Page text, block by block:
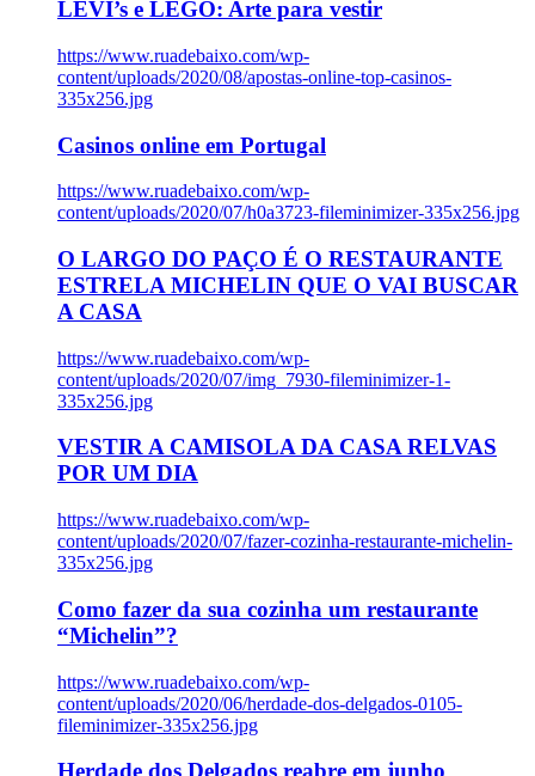
LEVI’s e LEGO: Arte para vestir
https://www.ruadebaixo.com/wp-
content/uploads/2020/08/apostas-online-top-casinos-
335x256.jpg
Casinos online em Portugal
https://www.ruadebaixo.com/wp-
content/uploads/2020/07/h0a3723-fileminimizer-335x256.jpg
O LARGO DO PAÇO É O RESTAURANTE
ESTRELA MICHELIN QUE O VAI BUSCAR
A CASA
https://www.ruadebaixo.com/wp-
content/uploads/2020/07/img_7930-fileminimizer-1-
335x256.jpg
VESTIR A CAMISOLA DA CASA RELVAS
POR UM DIA
https://www.ruadebaixo.com/wp-
content/uploads/2020/07/fazer-cozinha-restaurante-michelin-
335x256.jpg
Como fazer da sua cozinha um restaurante
“Michelin”?
https://www.ruadebaixo.com/wp-
content/uploads/2020/06/herdade-dos-delgados-0105-
fileminimizer-335x256.jpg
Herdade dos Delgados reabre em junho